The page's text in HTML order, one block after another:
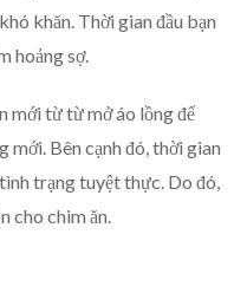
khăn. Thời gian đầu bạn
hoảng sợ.
mới từ từ mở áo lồng để
mới. Bên cạnh đó, thời gian
trạng tuyệt thực. Do đó,
cho chim ăn.